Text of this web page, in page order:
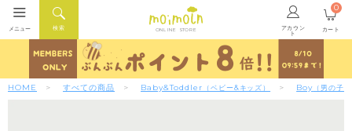
ONLINE STORE アカウン
ト
検索
メニュー カート
0
HOME すべての商品 Baby&Toddler （ベビー&キッズ） Boy （男の子）